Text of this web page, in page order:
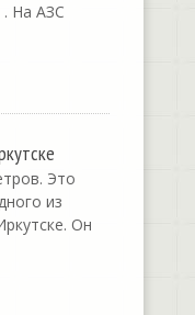
. На АЗС
Это
из
Он